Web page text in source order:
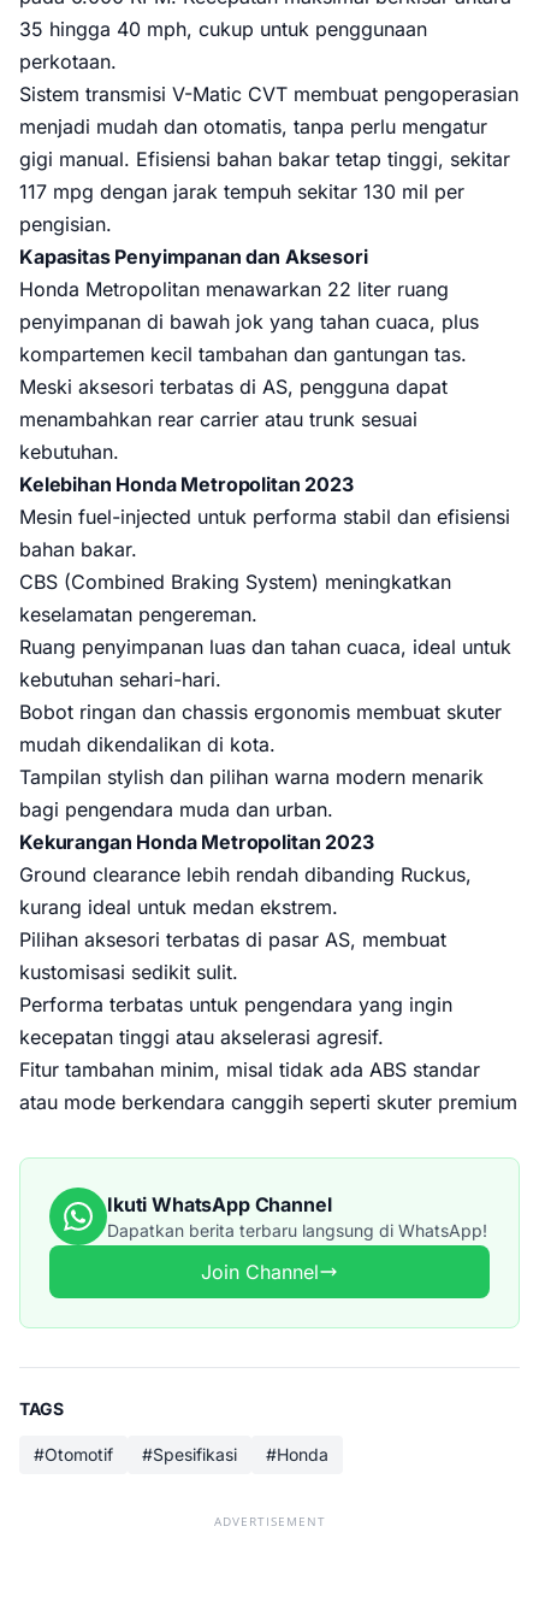
35 hingga 40 mph, cukup untuk penggunaan
perkotaan.
Sistem transmisi V-Matic CVT membuat pengoperasian
menjadi mudah dan otomatis, tanpa perlu mengatur
gigi manual. Efisiensi bahan bakar tetap tinggi, sekitar
117 mpg dengan jarak tempuh sekitar 130 mil per
pengisian.
Kapasitas Penyimpanan dan Aksesori
Honda Metropolitan menawarkan 22 liter ruang
penyimpanan di bawah jok yang tahan cuaca, plus
kompartemen kecil tambahan dan gantungan tas.
Meski aksesori terbatas di AS, pengguna dapat
menambahkan rear carrier atau trunk sesuai
kebutuhan.
Kelebihan Honda Metropolitan 2023
Mesin fuel-injected untuk performa stabil dan efisiensi
bahan bakar.
CBS (Combined Braking System) meningkatkan
keselamatan pengereman.
Ruang penyimpanan luas dan tahan cuaca, ideal untuk
kebutuhan sehari-hari.
Bobot ringan dan chassis ergonomis membuat skuter
mudah dikendalikan di kota.
Tampilan stylish dan pilihan warna modern menarik
bagi pengendara muda dan urban.
Kekurangan Honda Metropolitan 2023
Ground clearance lebih rendah dibanding Ruckus,
kurang ideal untuk medan ekstrem.
Pilihan aksesori terbatas di pasar AS, membuat
kustomisasi sedikit sulit.
Performa terbatas untuk pengendara yang ingin
kecepatan tinggi atau akselerasi agresif.
Fitur tambahan minim, misal tidak ada ABS standar
atau mode berkendara canggih seperti skuter premium
Ikuti WhatsApp Channel
Dapatkan berita terbaru langsung di WhatsApp!
Join Channel
TAGS
#Otomotif #Spesifikasi #Honda
ADVERTISEMENT